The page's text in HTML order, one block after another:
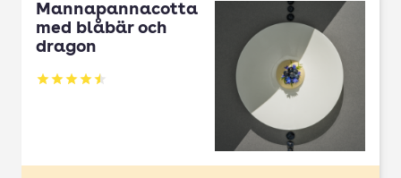
Mannapannacotta
med blåbär och
dragon
Betyg: 4.5 av 5